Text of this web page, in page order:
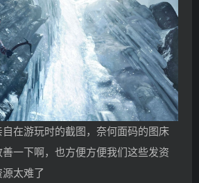
在游玩时的截图，奈何面码的图床
一下啊，也方便方便我们这些发资
太难了